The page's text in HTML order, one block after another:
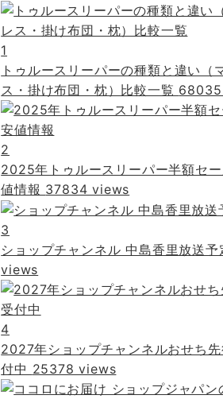
1
トゥルースリーパーの種類と違い（
ス・掛け布団・枕）比較一覧
2
2025年トゥルースリーパー半額セ
値情報 37834 views
3
ショップチャンネル 中島香里放送
views
4
2027年ショップチャンネルおせち
付中 25378 views